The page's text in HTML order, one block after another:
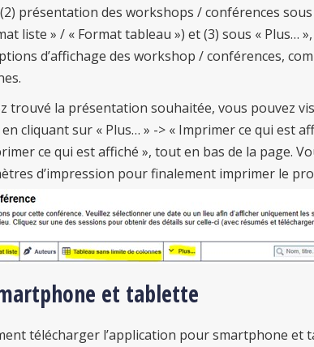
présentation des workshops / conférences
liste » / « Format tableau ») et (3) sous « Plus…
d’affichage des workshop / conférences,
trouvé la présentation souhaitée, vous pouvez
cliquant sur « Plus… » -> « Imprimer ce qui est
ce qui est affiché », tout en bas de la page.
d’impression pour finalement imprimer le
et tablette
télécharger l’application pour smartphone et